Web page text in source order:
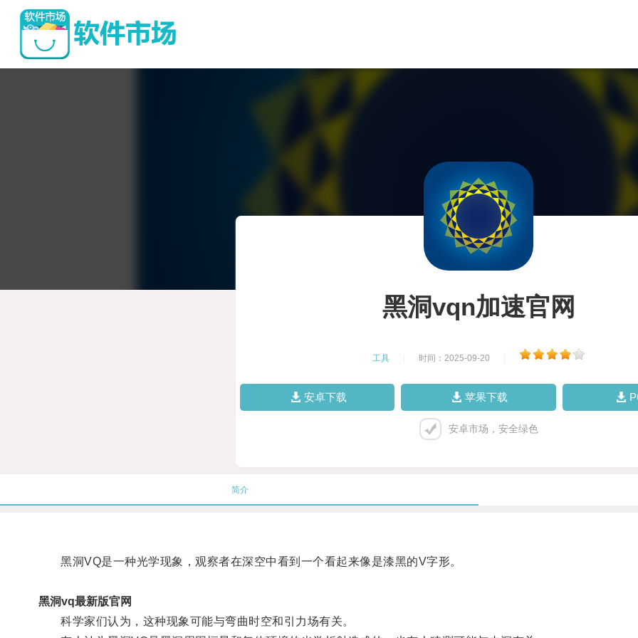
黑洞vqn加速官网
工具 时间：2025-09-20
安卓下载 苹果下载
安卓市场，安全绿色
简介
黑洞VQ是一种光学现象，观察者在深空中看到一个看起来像是漆黑的V字形。
黑洞vq最新版官网
科学家们认为，这种现象可能与弯曲时空和引力场有关。